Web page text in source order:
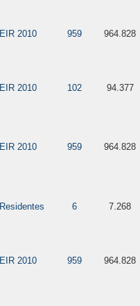
EIR 2010 959 964.828
EIR 2010 102 94.377
EIR 2010 959 964.828
Residentes 6 7.268
EIR 2010 959 964.828